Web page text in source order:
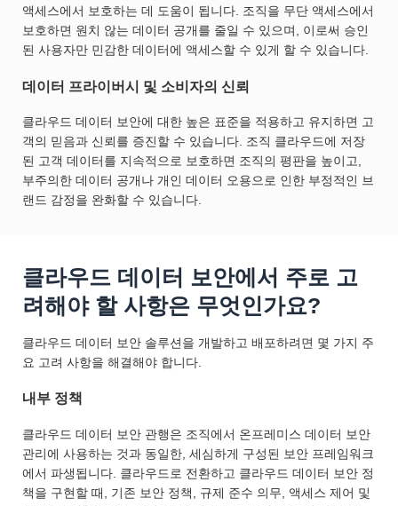
액세스에서 보호하는 데 도움이 됩니다. 조직을 무단 액세스에서
보호하면 원치 않는 데이터 공개를 줄일 수 있으며, 이로써 승인
된 사용자만 민감한 데이터에 액세스할 수 있게 할 수 있습니다.
데이터 프라이버시 및 소비자의 신뢰
클라우드 데이터 보안에 대한 높은 표준을 적용하고 유지하면 고
객의 믿음과 신뢰를 증진할 수 있습니다. 조직 클라우드에 저장
된 고객 데이터를 지속적으로 보호하면 조직의 평판을 높이고,
부주의한 데이터 공개나 개인 데이터 오용으로 인한 부정적인 브
랜드 감정을 완화할 수 있습니다.
클라우드 데이터 보안에서 주로 고
려해야 할 사항은 무엇인가요?
클라우드 데이터 보안 솔루션을 개발하고 배포하려면 몇 가지 주
요 고려 사항을 해결해야 합니다.
내부 정책
클라우드 데이터 보안 관행은 조직에서 온프레미스 데이터 보안
관리에 사용하는 것과 동일한, 세심하게 구성된 보안 프레임워크
에서 파생됩니다. 클라우드로 전환하고 클라우드 데이터 보안 정
책을 구현할 때, 기존 보안 정책, 규제 준수 의무, 액세스 제어 및